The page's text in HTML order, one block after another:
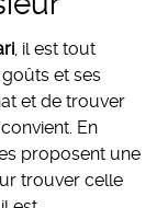
, il est tout
et ses
et de trouver
En
proposent une
trouver celle